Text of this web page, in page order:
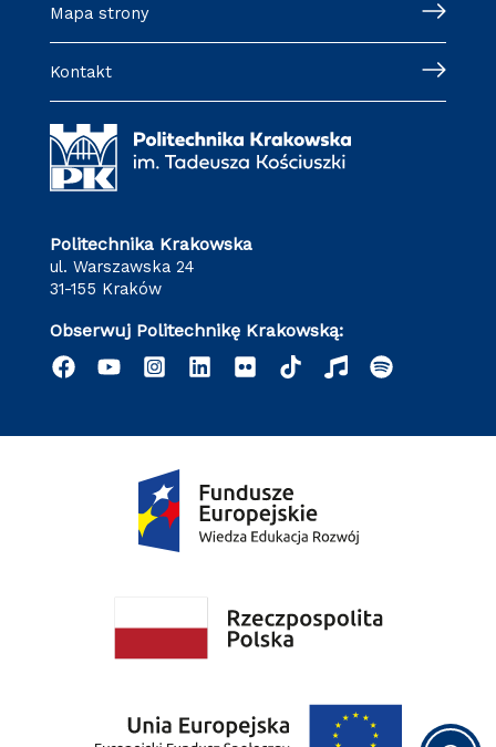
Mapa strony
Kontakt
Politechnika Krakowska
ul. Warszawska 24
31-155 Kraków
Obserwuj Politechnikę Krakowską: